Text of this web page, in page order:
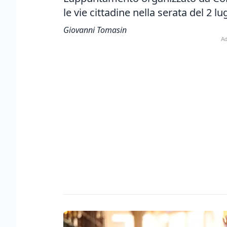
le vie cittadine nella serata del 2
Giovanni Tomasin